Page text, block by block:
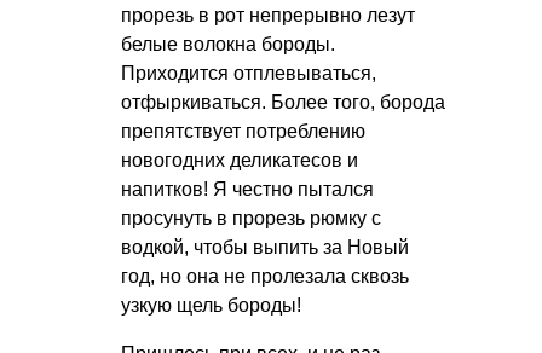
прорезь в рот непрерывно лезут
белые волокна бороды.
Приходится отплевываться,
отфыркиваться. Более того, борода
препятствует потреблению
новогодних деликатесов и
напитков! Я честно пытался
просунуть в прорезь рюмку с
водкой, чтобы выпить за Новый
год, но она не пролезала сквозь
узкую щель бороды!